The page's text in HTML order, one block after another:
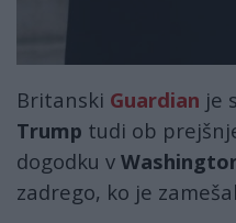
Britanski Guardian je
Trump tudi ob
dogodku v
zadrego, ko je zamešal